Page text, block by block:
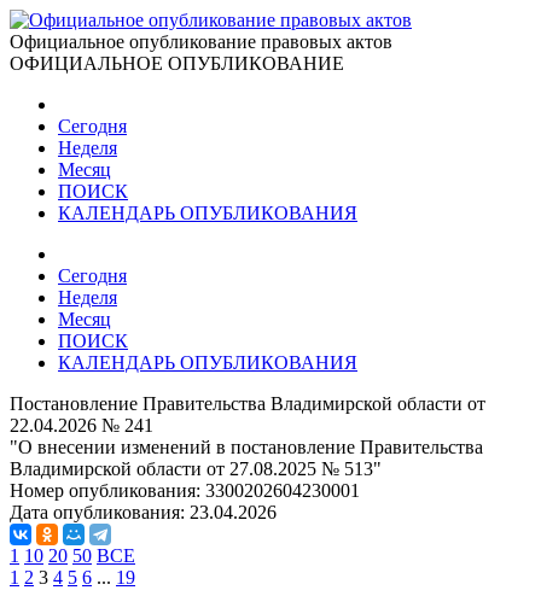
Официальное опубликование правовых актов
ОФИЦИАЛЬНОЕ ОПУБЛИКОВАНИЕ
Сегодня
Неделя
Месяц
ПОИСК
КАЛЕНДАРЬ ОПУБЛИКОВАНИЯ
Сегодня
Неделя
Месяц
ПОИСК
КАЛЕНДАРЬ ОПУБЛИКОВАНИЯ
Постановление Правительства Владимирской области от
22.04.2026 № 241
"О внесении изменений в постановление Правительства
Владимирской области от 27.08.2025 № 513"
Номер опубликования: 3300202604230001
Дата опубликования: 23.04.2026
1 10 20 50 ВСЕ
1 2 3 4 5 6 ... 19